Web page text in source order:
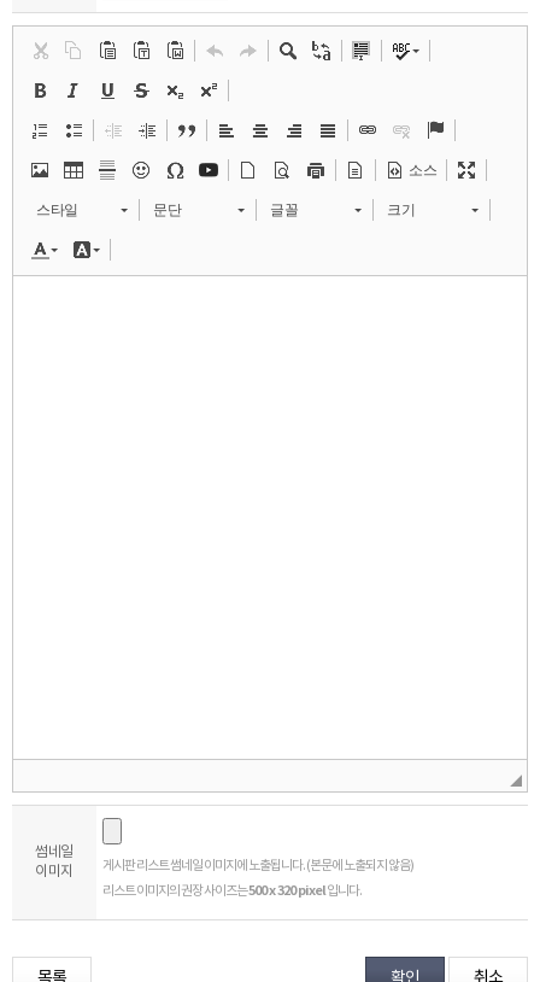
소스
스타일 문단 글꼴 크기
썸네일
이미지
게시판 리스트 썸네일 이미지에 노출됩니다. (본문에 노출되지 않음)
리스트 이미지의 권장 사이즈는500 x 320 pixel입니다.
연락처 - -
센터
예약날짜